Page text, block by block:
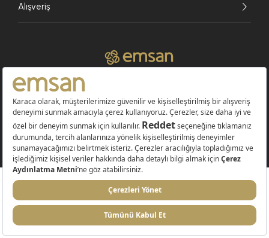
Alışveriş
© 2026 EMSAN A.Ş. Tüm Hakları Saklıdır